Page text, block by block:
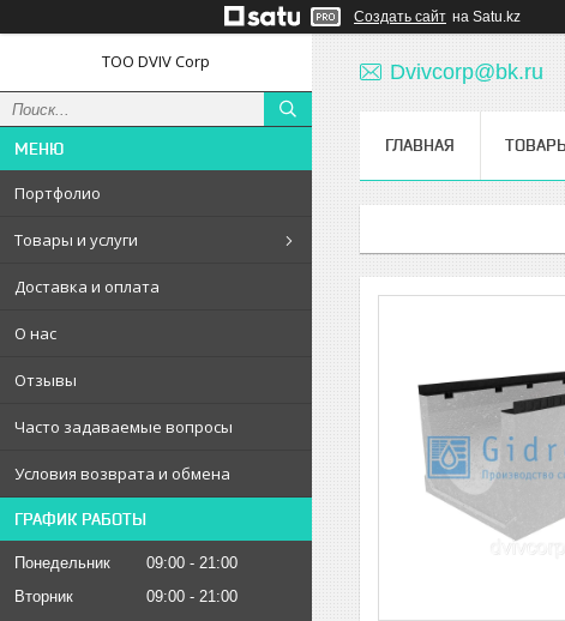
Создать сайт на Satu.kz
ТОО DVIV Corp
Портфолио
Товары и услуги
Доставка и оплата
О нас
Отзывы
Часто задаваемые вопросы
Условия возврата и обмена
ГРАФИК РАБОТЫ
Понедельник 09:00
21:00
Вторник
09:00
21:00
Dvivcorp@bk.ru
ГЛАВНАЯ